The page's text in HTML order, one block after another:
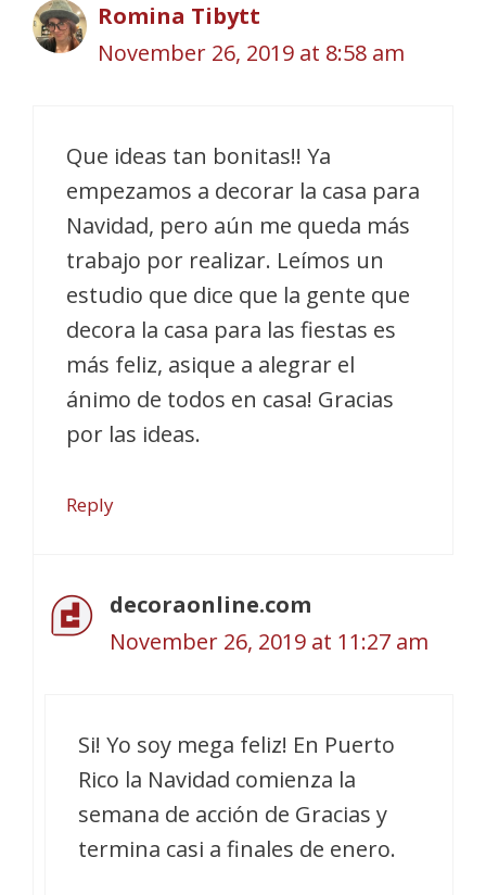
Romina Tibytt
November 26, 2019 at 8:58 am
Que ideas tan bonitas!! Ya
empezamos a decorar la casa para
Navidad, pero aún me queda más
trabajo por realizar. Leímos un
estudio que dice que la gente que
decora la casa para las fiestas es
más feliz, asique a alegrar el
ánimo de todos en casa! Gracias
por las ideas.
Reply
decoraonline.com
November 26, 2019 at 11:27 am
Si! Yo soy mega feliz! En Puerto
Rico la Navidad comienza la
semana de acción de Gracias y
termina casi a finales de enero.